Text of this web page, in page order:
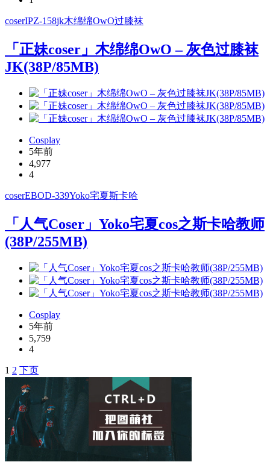
coserIPZ-158jk木绵绵OwO过膝袜
「正妹coser」木绵绵OwO – 灰色过膝袜
JK(38P/85MB)
Cosplay
5年前
4,977
4
coserEBOD-339Yoko宅夏斯卡哈
「人气Coser」Yoko宅夏cos之斯卡哈教师
(38P/255MB)
Cosplay
5年前
5,759
4
文
导
航
1 2 下页